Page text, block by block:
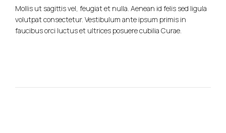
Mollis ut sagittis vel, feugiat et nulla. Aenean id felis sed ligula
volutpat consectetur. Vestibulum ante ipsum primis in
faucibus orci luctus et ultrices posuere cubilia Curae.